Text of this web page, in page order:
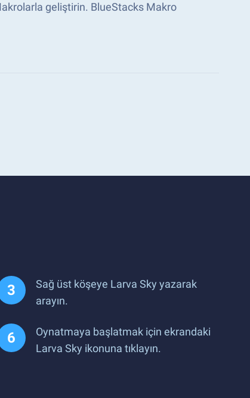
geliştirin. BlueStacks Makro
Sağ üst köşeye Larva Sky yazarak
arayın.
Oynatmaya başlatmak için ekrandaki
Larva Sky ikonuna tıklayın.